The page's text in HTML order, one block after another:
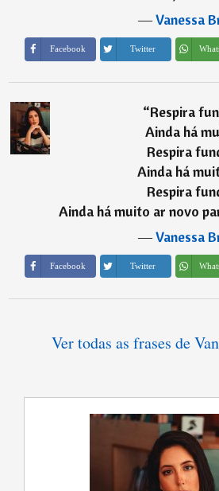
―Vanessa
Facebook Twitter
“Respira
Ainda há
Respira
Ainda há
Respira
Ainda há muito ar novo
―Vanessa
Facebook Twitter
Ver todas as frases de